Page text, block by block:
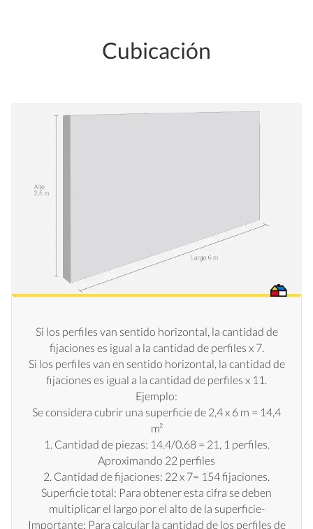
Cubicación
Si los perfiles van sentido horizontal, la cantidad de
fijaciones es igual a la cantidad de perfiles x 7.
Si los perfiles van en sentido horizontal, la cantidad de
fijaciones es igual a la cantidad de perfiles x 11.
Ejemplo:
Se considera cubrir una superficie de 2,4 x 6 m = 14,4
m²
1. Cantidad de piezas: 14.4/0.68 = 21, 1 perfiles.
Aproximando 22 perfiles
2. Cantidad de fijaciones: 22 x 7= 154 fijaciones.
Superficie total: Para obtener esta cifra se deben
multiplicar el largo por el alto de la superficie-
Importante: Para calcular la cantidad de los perfiles de